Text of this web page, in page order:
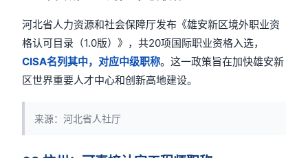
河北省人力资源和社会保障厅发布《雄安新区境外职业资
格认可目录（1.0版）》，共20项国际职业资格入选，
CISA名列其中，对应中级职称。这一政策旨在加快雄安新
区世界重要人才中心和创新高地建设。
来源：河北省人社厅